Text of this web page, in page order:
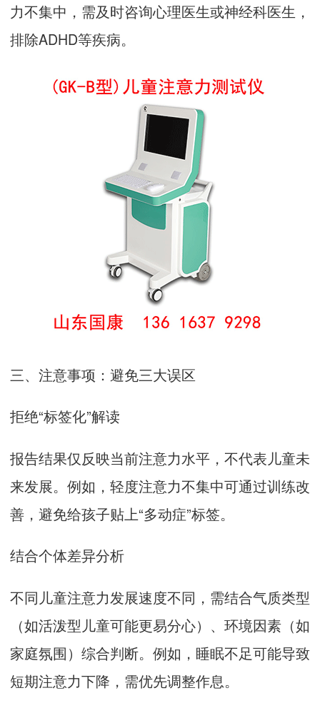
力不集中，需及时咨询心理医生或神经科医生，
排除ADHD等疾病。
三、注意事项：避免三大误区
拒绝“标签化”解读
报告结果仅反映当前注意力水平，不代表儿童未
来发展。例如，轻度注意力不集中可通过训练改
善，避免给孩子贴上“多动症”标签。
结合个体差异分析
不同儿童注意力发展速度不同，需结合气质类型
（如活泼型儿童可能更易分心）、环境因素（如
家庭氛围）综合判断。例如，睡眠不足可能导致
短期注意力下降，需优先调整作息。